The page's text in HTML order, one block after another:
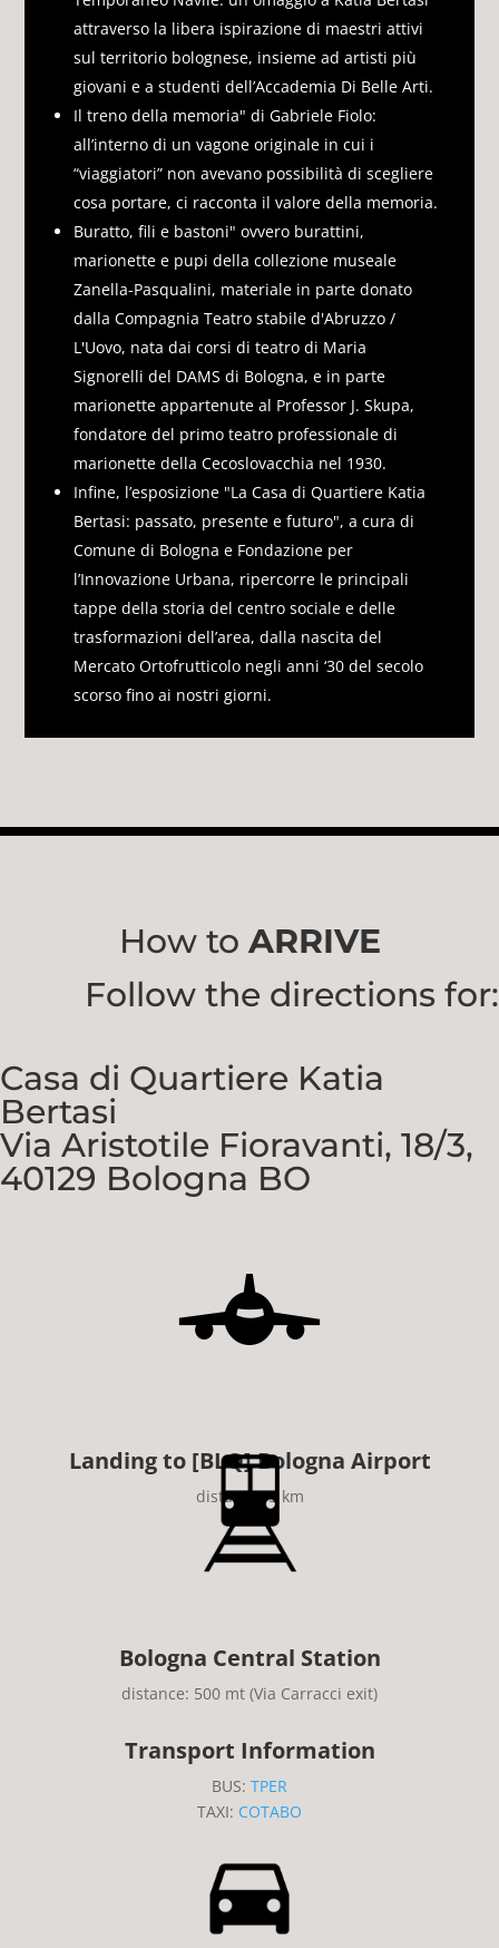
attraverso la libera ispirazione di maestri attivi
sul territorio bolognese, insieme ad artisti più
giovani e a studenti dell’Accademia Di Belle Arti.
Il treno della memoria" di Gabriele Fiolo:
all’interno di un vagone originale in cui i
“viaggiatori” non avevano possibilità di scegliere
cosa portare, ci racconta il valore della memoria.
Buratto, fili e bastoni" ovvero burattini,
marionette e pupi della collezione museale
Zanella-Pasqualini, materiale in parte donato
dalla Compagnia Teatro stabile d'Abruzzo /
L'Uovo, nata dai corsi di teatro di Maria
Signorelli del DAMS di Bologna, e in parte
marionette appartenute al Professor J. Skupa,
fondatore del primo teatro professionale di
marionette della Cecoslovacchia nel 1930.
Infine, l’esposizione "La Casa di Quartiere Katia
Bertasi: passato, presente e futuro", a cura di
Comune di Bologna e Fondazione per
l’Innovazione Urbana, ripercorre le principali
tappe della storia del centro sociale e delle
trasformazioni dell’area, dalla nascita del
Mercato Ortofrutticolo negli anni ‘30 del secolo
scorso fino ai nostri giorni.
How to ARRIVE
Follow the directions for:
Casa di Quartiere Katia
Bertasi
Via Aristotile Fioravanti, 18/3,
40129 Bologna BO
Landing to [BLQ] Bologna Airport
distance: 5 km
Bologna Central Station
distance: 500 mt (Via Carracci exit)
Transport Information
BUS: TPER
TAXI: COTABO